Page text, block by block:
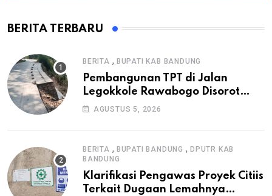
BERITA TERBARU
BERITA , BUPATI KAB BANDUNG
Pembangunan TPT di Jalan
Legokkole Rawabogo Disorot
Warga, Selesai Tanpa Papan
AGUSTUS 5, 2026
BERITA , BUPATI BANDUNG ,DPUTR KAB
BANDUNG
Klarifikasi Pengawas Proyek Citiis
Terkait Dugaan Lemahnya